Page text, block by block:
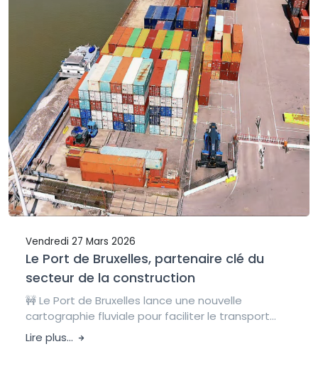
Vendredi 27 Mars 2026
Le Port de Bruxelles, partenaire clé du
secteur de la construction
🚧 Le Port de Bruxelles lance une nouvelle
cartographie fluviale pour faciliter le transport...
Lire plus...